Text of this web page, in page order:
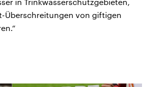
Überschreitungen von giftigen